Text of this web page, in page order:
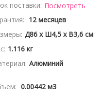
поставки: Посмотреть
12 месяцев
Д86 x Ш4,5 x В3,6 см
1.116 кг
Алюминий
0.00442 м3